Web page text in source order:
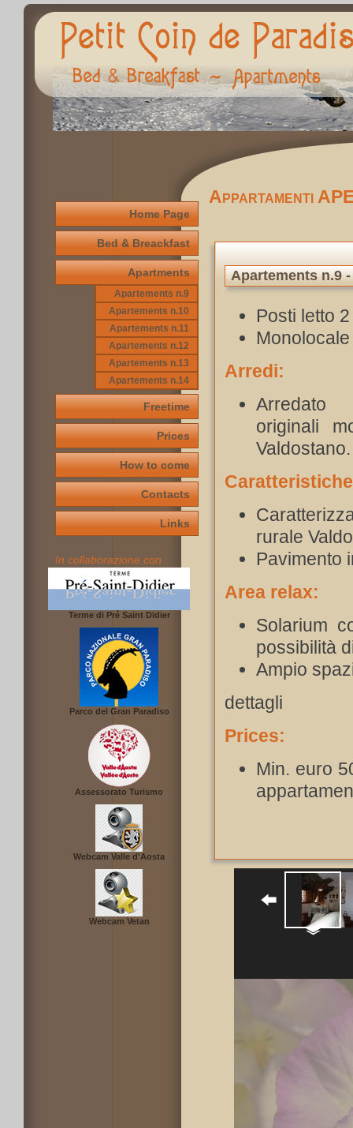
Home Page
Bed & Breackfast
Apartments
Apartements n.9
Apartements n.10
Apartements n.11
Apartements n.12
Apartements n.13
Apartements n.14
Freetime
Prices
How to come
Contacts
Links
In collaborazione con
Terme di Pré Saint Didier
Parco del Gran Paradiso
Assessorato Turismo
Webcam Valle d'Aosta
Webcam Vetan
Appartamenti
Apartements n.9 -
Posti letto 2
Arredi:
originali
Valdostano.
rurale
Pavimento
Area relax:
Solarium
possibilità
Ampio
dettagli
Prices:
Min. euro